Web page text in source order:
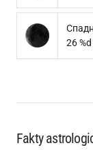
26
Fakty